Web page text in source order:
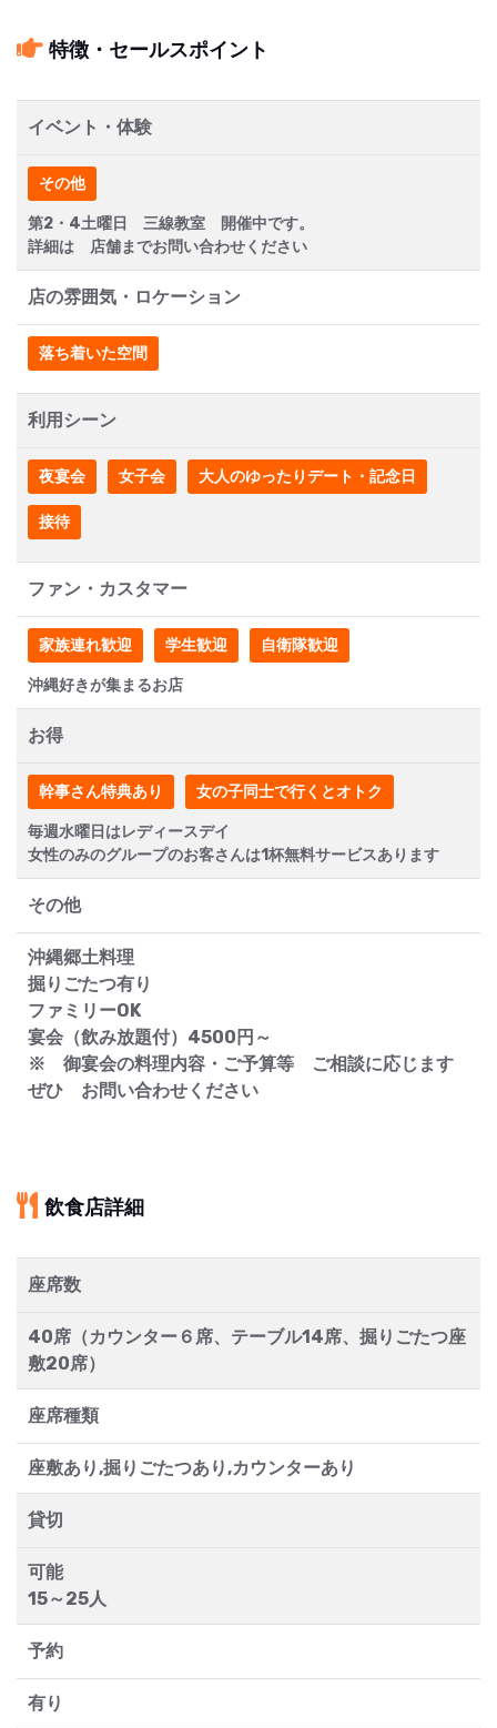
特徴・セールスポイント
イベント・体験
その他
第2・4土曜日 三線教室 開催中です。
詳細は 店舗までお問い合わせください
店の雰囲気・ロケーション
落ち着いた空間
利用シーン
夜宴会 女子会 大人のゆったりデート・記念日
接待
ファン・カスタマー
家族連れ歓迎 学生歓迎 自衛隊歓迎
沖縄好きが集まるお店
お得
幹事さん特典あり 女の子同士で行くとオトク
毎週水曜日はレディースデイ
女性のみのグループのお客さんは1杯無料サービスあります
その他
沖縄郷土料理
掘りごたつ有り
ファミリーOK
宴会（飲み放題付）4500円～
※ 御宴会の料理内容・ご予算等 ご相談に応じます
ぜひ お問い合わせください
飲食店詳細
座席数
40席（カウンター６席、テーブル14席、掘りごたつ座
敷20席）
座席種類
座敷あり,掘りごたつあり,カウンターあり
貸切
可能
15～25人
予約
有り